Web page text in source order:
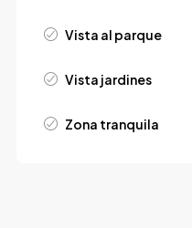
Vista al parque
Vista jardines
Zona tranquila